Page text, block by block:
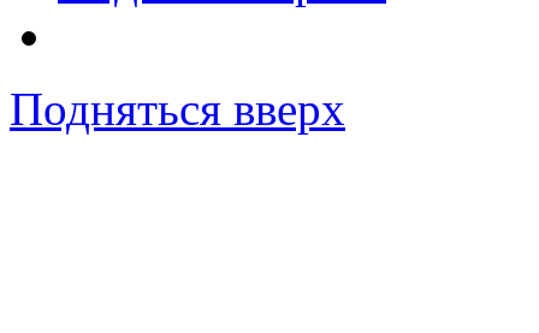
Подняться вверх